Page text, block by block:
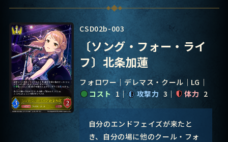
CSD02b-003
〔ソング・フォー・ライ
フ〕北条加蓮
フォロワー デレマス・クール
LG
コスト 1 攻撃力 3 体力 2
自分のエンドフェイズが来たと
き、自分の場に他のクール・フォ